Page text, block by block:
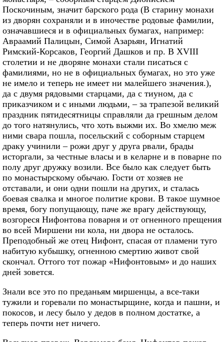
Поскочиным, значит барского рода (В старину монахи
из дворян сохраняли и в иночестве родовые фамилии,
означавшиеся и в официальных бумагах, например:
Авраамий Палицын, Симой Азарьян, Игнатий
Римский-Корсаков, Георгий Дашков и пр. В XVIII
столетии и не дворяне монахи стали писаться с
фамилиями, но не в официальных бумагах, но это уже
не имело и теперь не имеет ни малейшего значения.),
да с двумя рядовыми старцами, да с тиуном, да с
приказчиком и с иными людьми, – за трапезой великий
праздник пятидесятницы справляли да грешным делом
до того натянулись, что хоть выжми их. Во хмелю меж
ними свара пошла, посельский с соборным старцем
драку учинили – рожи друг у друга рвали, брады
исторгали, за честные власы и в келарне и в поварне по
полу друг дружку возили. Все было как следует быть
по монастырскому обычаю. Гости от хозяев не
отставали, и они одни пошли на других, и сталась
боевая свалка и многое политие крови. В такое шумное
время, богу попущающу, паче же врагу действующу,
возгореся Нифонтова поварня и от огненного прещения
во всей Миршени ни кола, ни двора не осталось.
Преподобный же отец Нифонт, спасая от пламени туго
набитую кубышку, огненною смертию живот свой
скончал. Оттого тот пожар «Нифонтовым» и до наших
дней зовется.
Знали все это по преданьям миршенцы, а все-таки
тужили и горевали по монастырщине, когда и пашни, и
покосов, и лесу было у дедов в полном достатке, а
теперь почти нет ничего.